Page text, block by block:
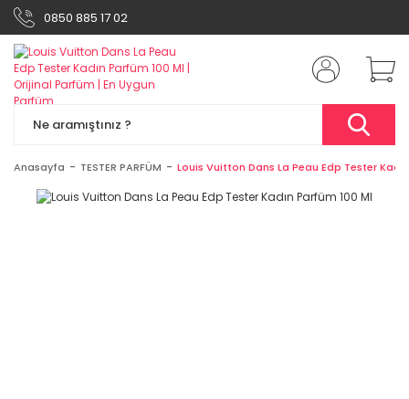
0850 885 17 02
Anasayfa TESTER PARFÜM Louis Vuitton Dans La Peau Edp Tester